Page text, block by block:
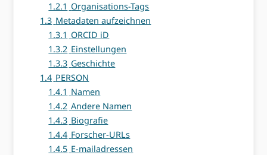
1.2.1 Organisations-Tags
1.3 Metadaten aufzeichnen
1.3.1 ORCID iD
1.3.2 Einstellungen
1.3.3 Geschichte
1.4 PERSON
1.4.1 Namen
1.4.2 Andere Namen
1.4.3 Biografie
1.4.4 Forscher-URLs
1.4.5 E-mailadressen